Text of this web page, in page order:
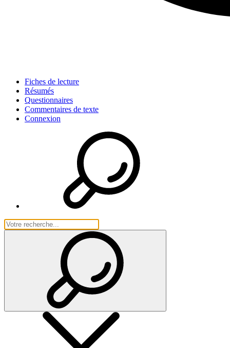
Fiches de lecture
Résumés
Questionnaires
Commentaires de texte
Connexion